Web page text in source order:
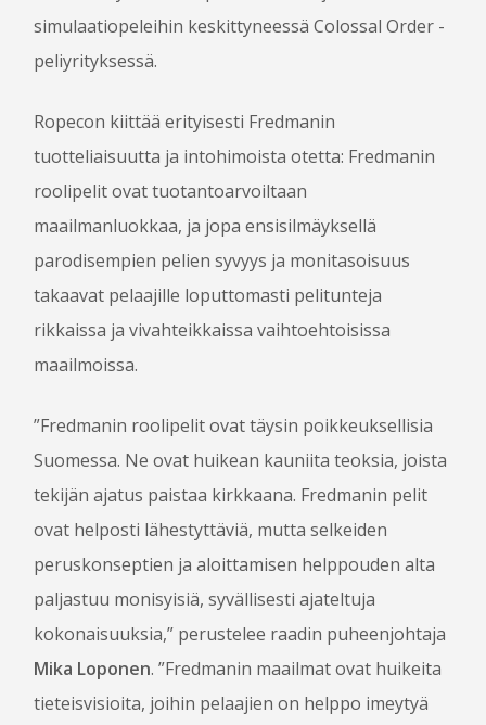
OHJELMAN­JÄRJESTÄJÄKSI
PELINJOHTAJAKSI
TYÖVOIMAKSI
LIPUT
BLOGI
MEDIALLE
OTA YHTEYTTÄ
simulaatiopeleihin keskittyneessä Colossal Order -
peliyrityksessä.
Ropecon kiittää erityisesti Fredmanin
tuotteliaisuutta ja intohimoista otetta: Fredmanin
roolipelit ovat tuotantoarvoiltaan
maailmanluokkaa, ja jopa ensisilmäyksellä
parodisempien pelien syvyys ja monitasoisuus
takaavat pelaajille loputtomasti pelitunteja
rikkaissa ja vivahteikkaissa vaihtoehtoisissa
maailmoissa.
”Fredmanin roolipelit ovat täysin poikkeuksellisia
Suomessa. Ne ovat huikean kauniita teoksia, joista
tekijän ajatus paistaa kirkkaana. Fredmanin pelit
ovat helposti lähestyttäviä, mutta selkeiden
peruskonseptien ja aloittamisen helppouden alta
paljastuu monisyisiä, syvällisesti ajateltuja
kokonaisuuksia,” perustelee raadin puheenjohtaja
Mika Loponen. ”Fredmanin maailmat ovat huikeita
tieteisvisioita, joihin pelaajien on helppo imeytyä